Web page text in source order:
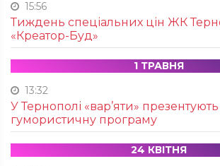
15:56
Тиждень спеціальних цін ЖК
«Креатор-Буд»
1 ТРАВНЯ
13:32
У Тернополі «вар’яти»
гумористичну програму
24 КВІТНЯ